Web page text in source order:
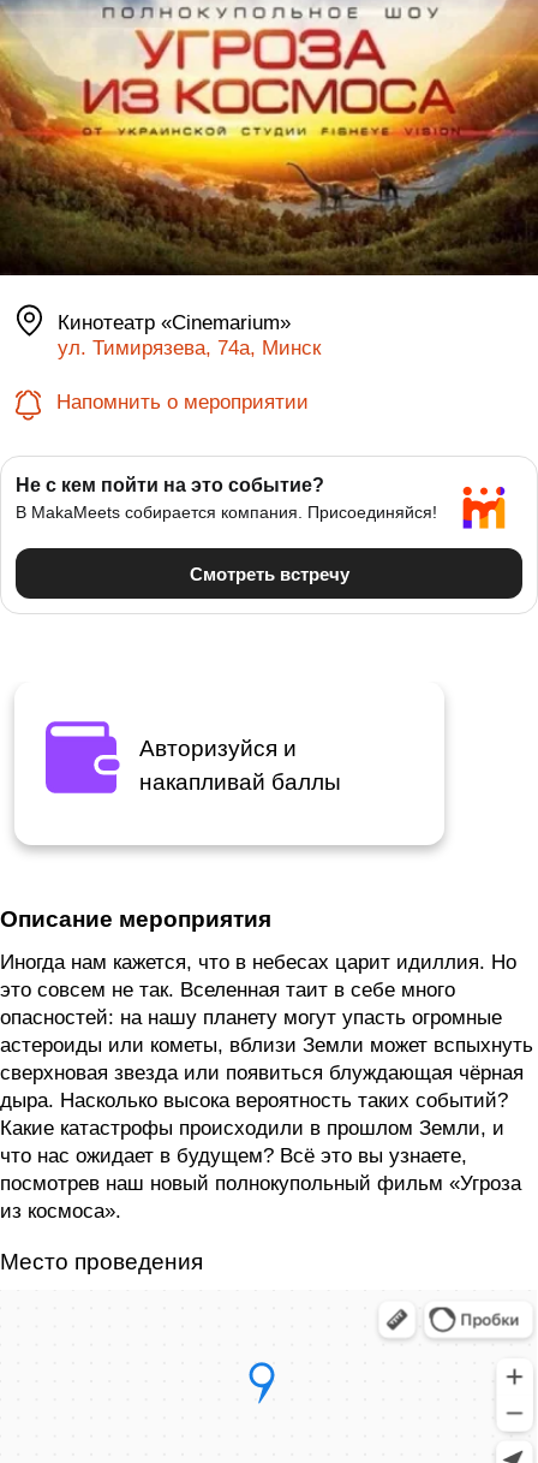
Кинотеатр «Cinemarium»‎
ул. Тимирязева, 74а, Минск
Напомнить о мероприятии
Авторизуйся и
накапливай баллы
Описание мероприятия
Иногда нам кажется, что в небесах царит идиллия. Но
это совсем не так. Вселенная таит в себе много
опасностей: на нашу планету могут упасть огромные
астероиды или кометы, вблизи Земли может вспыхнуть
сверхновая звезда или появиться блуждающая чёрная
дыра. Насколько высока вероятность таких событий?
Какие катастрофы происходили в прошлом Земли, и
что нас ожидает в будущем? Всё это вы узнаете,
посмотрев наш новый полнокупольный фильм «Угроза
из космоса».
Место проведения